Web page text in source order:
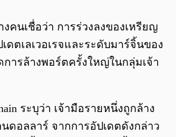
คนเชื่อว่า การร่วงลงของเหรียญ
ดตเลเวอเรจและระดับมาร์จิ้นของ
การล้างพอร์ตครั้งใหญ่ในกลุ่มเจ้า
ระบุว่า เจ้ามือรายหนึ่งถูกล้าง
ดอลลาร์ จากการอัปเดตดังกล่าว